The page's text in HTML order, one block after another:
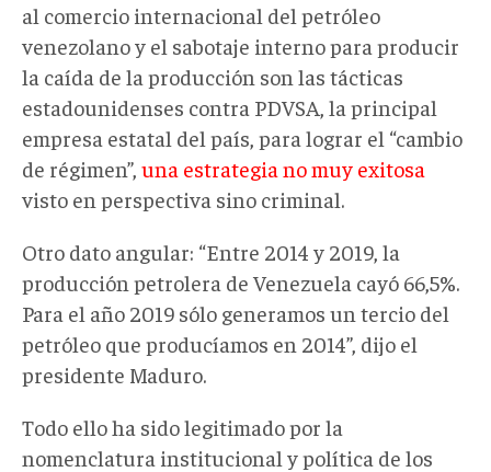
al comercio internacional del petróleo
venezolano y el sabotaje interno para producir
la caída de la producción son las tácticas
estadounidenses contra PDVSA, la principal
empresa estatal del país, para lograr el “cambio
de régimen”, una estrategia no muy exitosa
visto en perspectiva sino criminal.
Otro dato angular: “Entre 2014 y 2019, la
producción petrolera de Venezuela cayó 66,5%.
Para el año 2019 sólo generamos un tercio del
petróleo que producíamos en 2014”, dijo el
presidente Maduro.
Todo ello ha sido legitimado por la
nomenclatura institucional y política de los